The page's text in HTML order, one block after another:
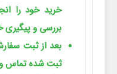
خرید خود را
بررسی و
بعد از ثبت
ثبت شده تماس